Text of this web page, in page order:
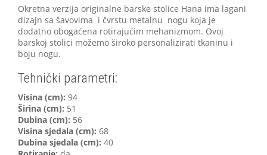
Okretna verzija originalne barske stolice Hana ima lagani
dizajn sa šavovima i čvrstu metalnu nogu koja je
dodatno obogaćena rotirajućim mehanizmom. Ovoj
barskoj stolici možemo široko personalizirati tkaninu i
boju nogu.
Tehnički parametri:
Visina (cm): 94
Širina (cm): 51
Dubina (cm): 56
Visina sjedala (cm): 68
Dubina sjedala (cm): 40